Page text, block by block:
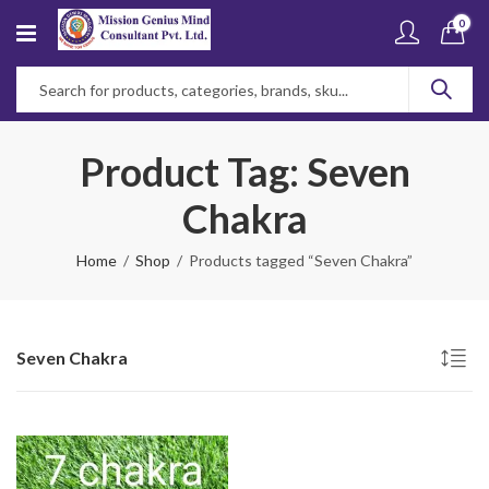
0
Product Tag: Seven
Chakra
Home Shop Products tagged “Seven Chakra”
Seven Chakra